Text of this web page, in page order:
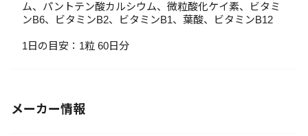
ム、パントテン酸カルシウム、微粒酸化ケイ素、ビタミ
ンB6、ビタミンB2、ビタミンB1、葉酸、ビタミンB12
1日の目安：1粒 60日分
メーカー情報